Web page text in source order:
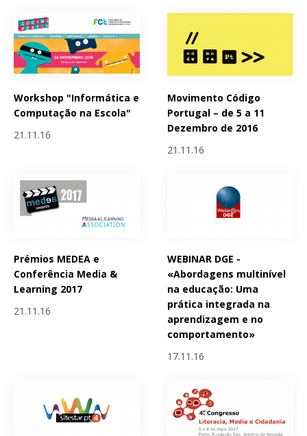
Workshop "Informática e
Computação na Escola"
21.11.16
Movimento Código
Portugal – de 5 a 11
Dezembro de 2016
21.11.16
Prémios MEDEA e
Conferência Media &
Learning 2017
21.11.16
WEBINAR DGE -
«Abordagens multinível
na educação: Uma
prática integrada na
aprendizagem e no
comportamento»
17.11.16